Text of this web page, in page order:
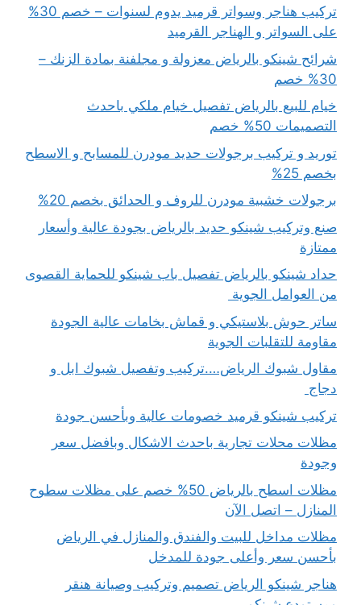
تركيب هناجر وسواتر قرميد يدوم لسنوات – خصم 30%
على السواتر و الهناجر القرميد
شرائح شينكو بالرياض معزولة و مجلفنة بمادة الزنك –
30% خصم
خيام للبيع بالرياض تفصيل خيام ملكي باحدث
التصميمات 50% خصم
توريد و تركيب برجولات حديد مودرن للمسابح و الاسطح
بخصم 25%
برجولات خشبية مودرن للروف و الحدائق بخصم 20%
صنع وتركيب شينكو حديد بالرياض بجودة عالية وأسعار
ممتازة
حداد شينكو بالرياض تفصيل باب شينكو للحماية القصوى
من العوامل الجوية
ساتر حوش بلاستيكي و قماش بخامات عالية الجودة
مقاومة للتقلبات الجوية
مقاول شبوك الرياض….تركيب وتفصيل شبوك ابل و
دجاج
تركيب شينكو قرميد خصومات عالية وبأحسن جودة
مظلات محلات تجارية باحدث الاشكال وبافضل سعر
وجودة
مظلات اسطح بالرياض 50% خصم على مظلات سطوح
المنازل – اتصل الآن
مظلات مداخل للبيت والفندق والمنازل في الرياض
بأحسن سعر وأعلى جودة للمدخل
هناجر شينكو الرياض تصميم وتركيب وصيانة هنقر